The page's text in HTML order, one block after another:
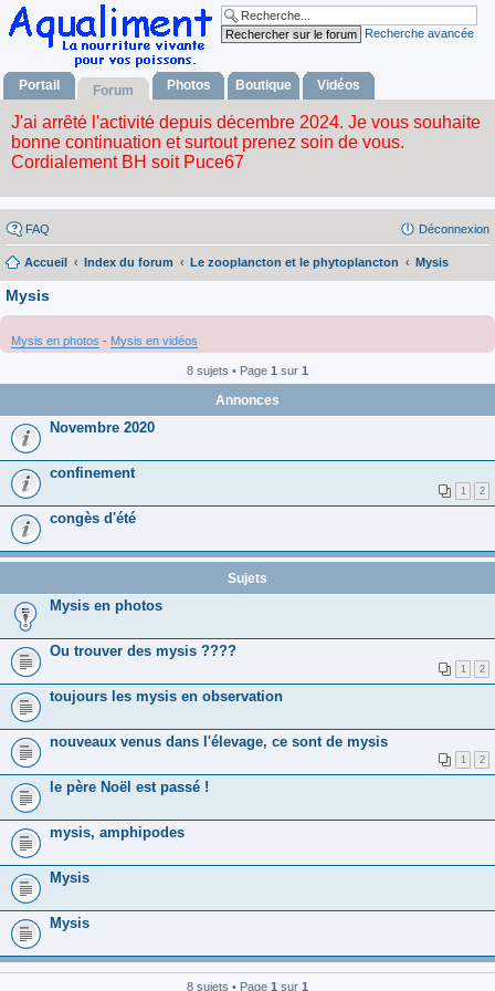
Recherche avancée
Portail Forum Photos Boutique Vidéos
FAQ Déconnexion
Accueil Index du forum Le zooplancton et le phytoplancton Mysis
Mysis
Mysis en photos - Mysis en vidéos
8 sujets • Page 1 sur 1
Annonces
Novembre 2020
confinement
1 2
congès d'été
Sujets
Mysis en photos
Ou trouver des mysis ????
1 2
toujours les mysis en observation
nouveaux venus dans l'élevage, ce sont de mysis
1 2
le père Noël est passé !
mysis, amphipodes
Mysis
Mysis
8 sujets • Page 1 sur 1